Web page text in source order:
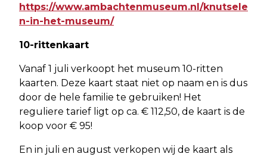
https://www.ambachtenmuseum.nl/knutsele
n-in-het-museum/
10-rittenkaart
Vanaf 1 juli verkoopt het museum 10-ritten
kaarten. Deze kaart staat niet op naam en is dus
door de hele familie te gebruiken! Het
reguliere tarief ligt op ca. € 112,50, de kaart is de
koop voor € 95!
En in juli en august verkopen wij de kaart als